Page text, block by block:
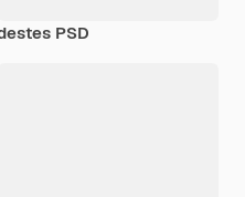
PSD